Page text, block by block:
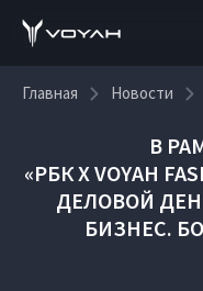
Главная Новости
В
«РБК X VOYAH
ДЕЛОВОЙ
БИЗНЕС.